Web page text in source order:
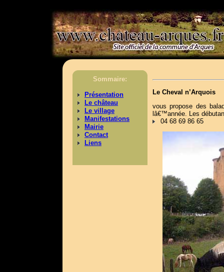
Sommaire:
Présentation
Le château
Le village
Manifestations
Mairie
Contact
Liens
Le Cheval n’Arquois
vous propose des
lâ€™année. Les
04 68 69 86 65